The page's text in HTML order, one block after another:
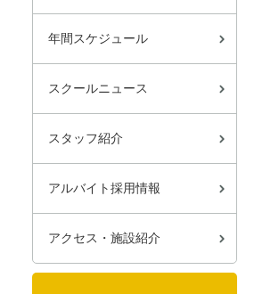
年間スケジュール
スクールニュース
スタッフ紹介
アルバイト採用情報
アクセス・施設紹介